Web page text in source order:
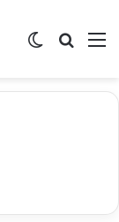
Dış